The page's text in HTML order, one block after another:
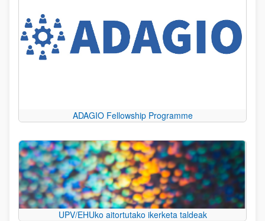
ADAGIO Fellowship Programme
UPV/EHUko aitortutako ikerketa taldeak